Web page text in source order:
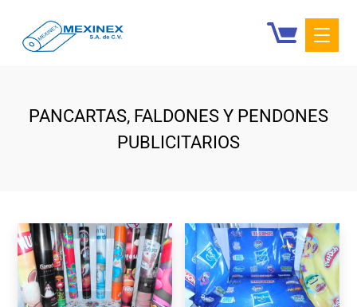
PANCARTAS, FALDONES Y PENDONES
PUBLICITARIOS